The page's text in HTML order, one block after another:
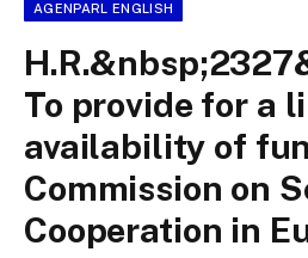
AGENPARL ENGLISH
To provide for a
availability of
Commission on
Cooperation in